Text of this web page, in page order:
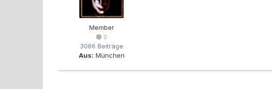
Member
0
3086 Beiträge
Aus: München